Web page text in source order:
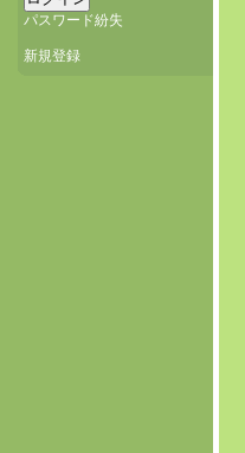
パスワード紛失
新規登録